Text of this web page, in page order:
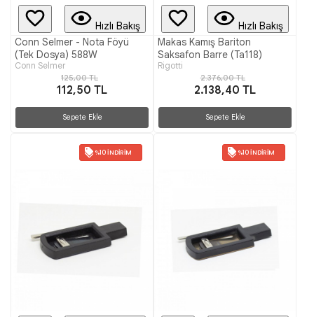
Hızlı Bakış
Conn Selmer - Nota Föyü
(Tek Dosya) 588W
Conn Selmer
125,00 TL
112,50 TL
Sepete Ekle
Hızlı Bakış
Makas Kamış Bariton
Saksafon Barre (Ta118)
Rigotti
2.376,00 TL
2.138,40 TL
Sepete Ekle
%10 İNDIRIM %10 İNDIRIM